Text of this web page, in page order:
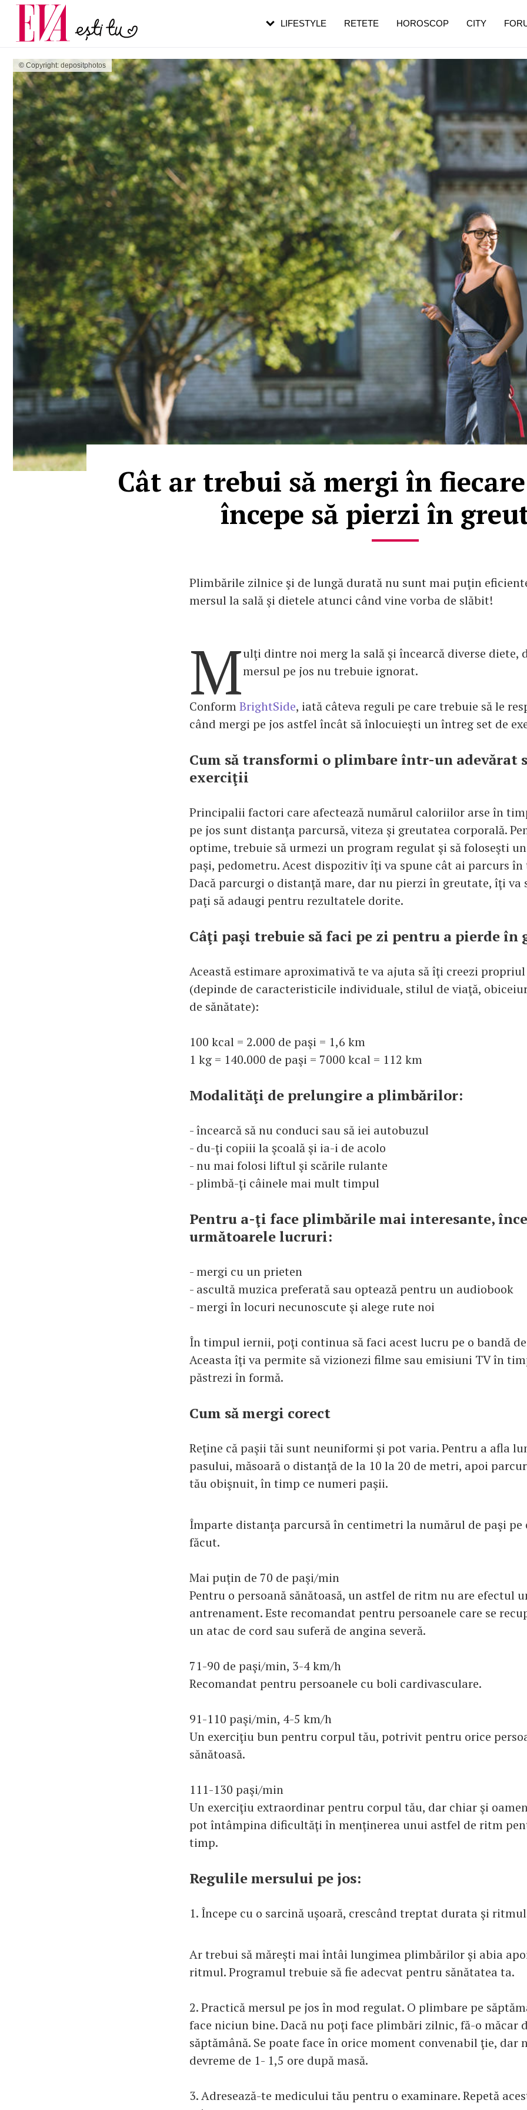
© Copyright: depositphotos
Cât ar trebui să mergi în
începe să pierzi în
Plimbările zilnice şi de lungă durată nu sunt mai puţin
mersul la sală şi dietele atunci când vine vorba de slăbit!
Mulţi dintre noi merg la sală şi încearcă diverse diete,
mersul pe jos nu trebuie ignorat.
ConformBrightSide, iată câteva reguli pe care trebuie să le
când mergi pe jos astfel încât să înlocuieşti un întreg set de
Cum să transformi o plimbare într-un adevărat
exerciţii
Principalii factori care afectează numărul caloriilor arse în
pe jos sunt distanţa parcursă, viteza şi greutatea corporală.
optime, trebuie să urmezi un program regulat şi să foloseşti
paşi, pedometru. Acest dispozitiv îţi va spune cât ai parcurs
Dacă parcurgi o distanţă mare, dar nu pierzi în greutate, îţi va
paţi să adaugi pentru rezultatele dorite.
Câţi paşi trebuie să faci pe zi pentru a pierde în
Această estimare aproximativă te va ajuta să îţi creezi
(depinde de caracteristicile individuale, stilul de viaţă,
de sănătate):
100 kcal = 2.000 de paşi = 1,6 km
1 kg = 140.000 de paşi = 7000 kcal = 112 km
Modalităţi de prelungire a plimbărilor:
- încearcă să nu conduci sau să iei autobuzul
- du-ţi copiii la şcoală şi ia-i de acolo
- nu mai folosi liftul şi scările rulante
- plimbă-ţi câinele mai mult timpul
Pentru a-ţi face plimbările mai interesante,
următoarele lucruri:
- mergi cu un prieten
- ascultă muzica preferată sau optează pentru un audiobook
- mergi în locuri necunoscute şi alege rute noi
În timpul iernii, poţi continua să faci acest lucru pe o bandă
Aceasta îţi va permite să vizionezi filme sau emisiuni TV în
păstrezi în formă.
Cum să mergi corect
Reţine că paşii tăi sunt neuniformi şi pot varia. Pentru a afla
pasului, măsoară o distanţă de la 10 la 20 de metri, apoi
tău obişnuit, în timp ce numeri paşii.
Împarte distanţa parcursă în centimetri la numărul de paşi pe
făcut.
Mai puţin de 70 de paşi/min
Pentru o persoană sănătoasă, un astfel de ritm nu are efectul
antrenament. Este recomandat pentru persoanele care se
un atac de cord sau suferă de angina severă.
71-90 de paşi/min, 3-4 km/h
Recomandat pentru persoanele cu boli cardivasculare.
91-110 paşi/min, 4-5 km/h
Un exerciţiu bun pentru corpul tău, potrivit pentru orice
sănătoasă.
111-130 paşi/min
Un exerciţiu extraordinar pentru corpul tău, dar chiar şi
pot întâmpina dificultăţi în menţinerea unui astfel de ritm
timp.
Regulile mersului pe jos:
1. Începe cu o sarcină uşoară, crescând treptat durata şi
Ar trebui să măreşti mai întâi lungimea plimbărilor şi abia
ritmul. Programul trebuie să fie adecvat pentru sănătatea ta.
2. Practică mersul pe jos în mod regulat. O plimbare pe
face niciun bine. Dacă nu poţi face plimbări zilnic, fă-o măcar
săptămână. Se poate face în orice moment convenabil ţie, dar
devreme de 1- 1,5 ore după masă.
3. Adresează-te medicului tău pentru o examinare. Repetă
LIFESTYLE RETETE HOROSCOP CITY
Carieră
Actualitate
pe măsură ce înaintezi în vârstă
de dureroasă este investigația